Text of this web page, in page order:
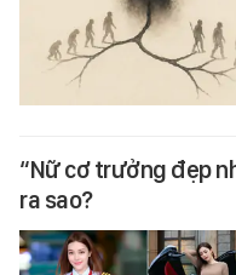
“Nữ cơ trưởng đẹp
ra sao?